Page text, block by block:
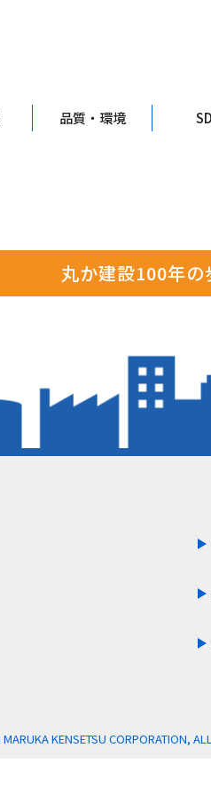
品質・環境
丸か建設100年の
KENSETSU CORPORATION,